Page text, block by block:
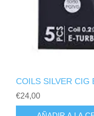
COILS SILVER CIG
€24,00